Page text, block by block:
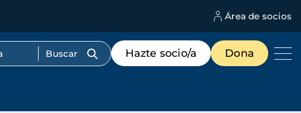
Área de socios
Menú
de
destacados
Hazte socio/a Dona